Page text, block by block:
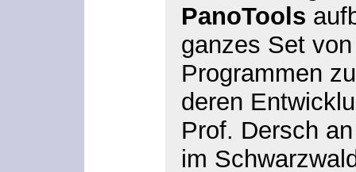
PanoTools
ganzes Set
Programmen
deren
Prof. Dersch
im